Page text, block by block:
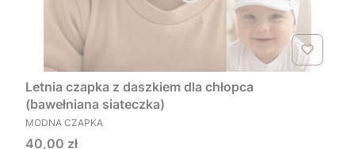
Letnia czapka z daszkiem dla chłopca
(bawełniana siateczka)
PRODUCENT
MODNA CZAPKA
Cena
40,00 zł